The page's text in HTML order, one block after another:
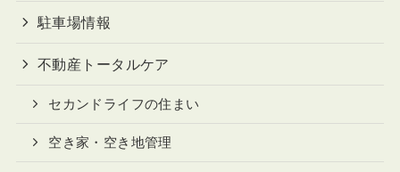
駐車場情報
不動産トータルケア
セカンドライフの住まい
空き家・空き地管理